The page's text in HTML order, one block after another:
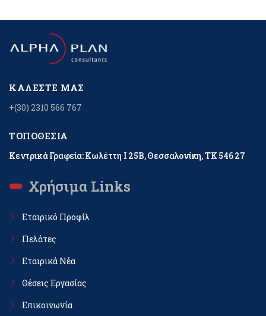
ΚΑΛΈΣΤΕ ΜΑΣ
+(30) 2310 566 767
ΤΟΠΟΘΕΣΊΑ
Κεντρικά Γραφεία: Κωλέττη Ι 25Β, Θεσσαλονίκη, ΤΚ 546 27
Χρήσιμα Links
Εταιρικό Προφίλ
Πελάτες
Εταιρικά Νέα
Θέσεις Εργασίας
Επικοινωνία